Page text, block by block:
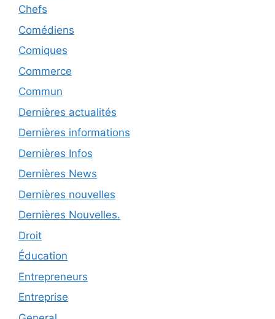
Chefs
Comédiens
Comiques
Commerce
Commun
Dernières actualités
Dernières informations
Dernières Infos
Dernières News
Dernières nouvelles
Dernières Nouvelles.
Droit
Éducation
Entrepreneurs
Entreprise